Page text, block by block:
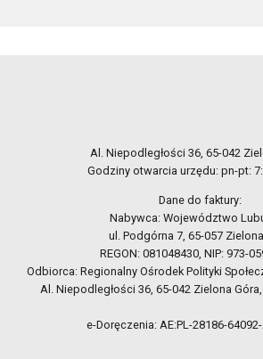
Al. Niepodległości 36, 65-042
Godziny otwarcia urzędu: pn-pt:
Dane do faktury:
Nabywca: Województwo
ul. Podgórna 7, 65-057
REGON: 081048430, NIP: 973-
Odbiorca: Regionalny Ośrodek Polityki
Al. Niepodległości 36, 65-042 Zielona
e-Doręczenia: AE:PL-28186-